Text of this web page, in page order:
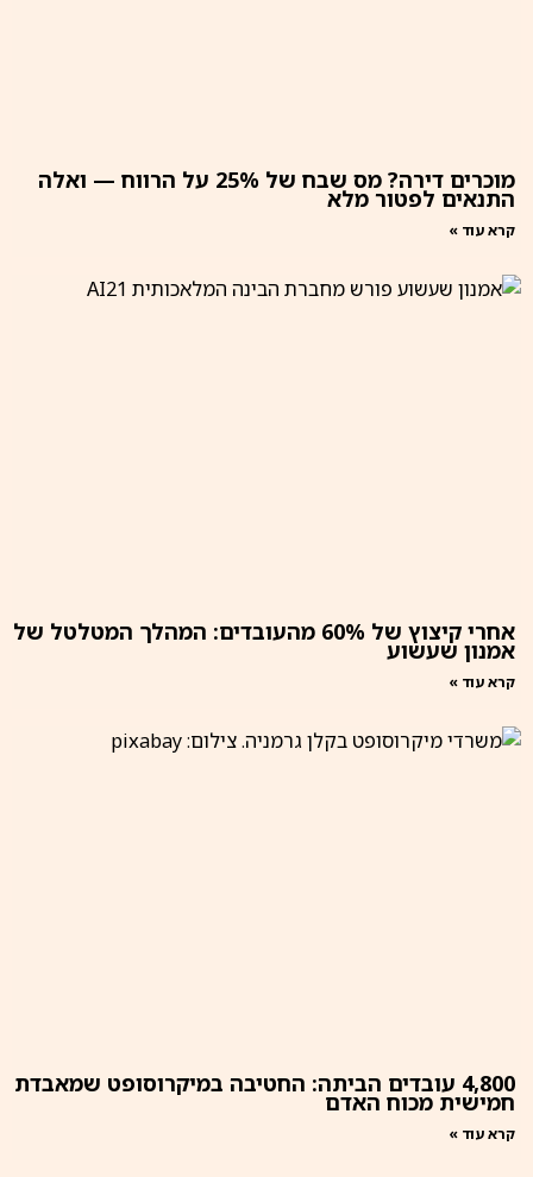
מוכרים דירה? מס שבח של 25% על הרווח — ואלה
התנאים לפטור מלא
קרא עוד »
אחרי קיצוץ של 60% מהעובדים: המהלך המטלטל של
אמנון שעשוע
קרא עוד »
4,800 עובדים הביתה: החטיבה במיקרוסופט שמאבדת
חמישית מכוח האדם
קרא עוד »